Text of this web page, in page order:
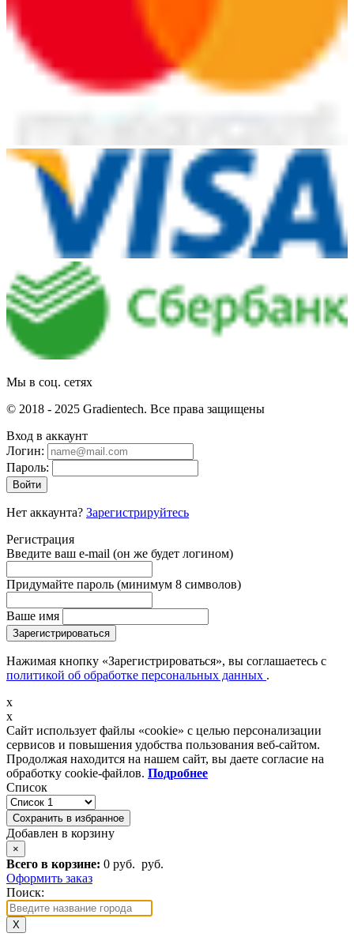
Мы в соц. сетях
© 2018 - 2025 Gradientech. Все права защищены
Вход в аккаунт
Логин:
Пароль:
Войти
Нет аккаунта? Зарегистрируйтесь
Регистрация
Введите ваш e-mail (он же будет логином)
Придумайте пароль (минимум 8 символов)
Ваше имя
Зарегистрироваться
Нажимая кнопку «Зарегистрироваться», вы соглашаетесь с
политикой об обработке персональных данных .
x
x
Сайт использует файлы «cookie» с целью персонализации
сервисов и повышения удобства пользования веб-сайтом.
Продолжая находится на нашем сайт, вы даете согласие на
обработку cookie-файлов. Подробнее
Список
Сохранить в избранное
Добавлен в корзину
×
Всего в корзине: 0 руб. руб.
Оформить заказ
Поиск:
X